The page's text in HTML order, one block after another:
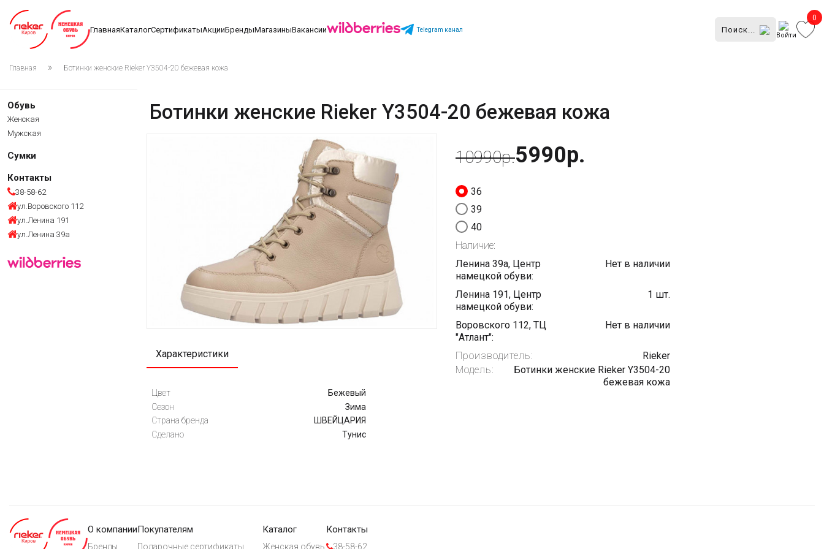
ГлавнаяКаталогСертификатыАкцииБрендыМагазиныВакансии Telegram канал
Войти
0
Главная Ботинки женские Rieker Y3504-20 бежевая кожа
Обувь
Женская
Мужская
Сумки
Контакты
38-58-62
ул.Воровского 112
ул.Ленина 191
ул.Ленина 39а
Ботинки женские Rieker Y3504-20 бежевая кожа
Характеристики
Цвет
Бежевый
Сезон
Зима
Страна бренда
ШВЕЙЦАРИЯ
Сделано
Тунис
10990р.5990р.
36
39
40
Наличие:
Ленина 39а, Центр
намецкой обуви:
Нет в наличии
Ленина 191, Центр
намецкой обуви:
1 шт.
Воровского 112, ТЦ
"Атлант":
Нет в наличии
Производитель:
Rieker
Модель:
Ботинки женские Rieker Y3504-20
бежевая кожа
О компании
Бренды
Покупателям
Подарочные сертификаты
Каталог
Женская обувь
Контакты
38-58-62